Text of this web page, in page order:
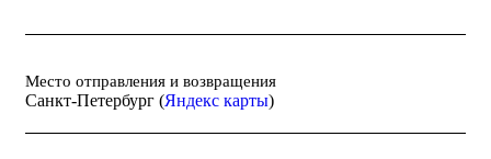
Место отправления и возвращения
Санкт-Петербург (Яндекс карты)